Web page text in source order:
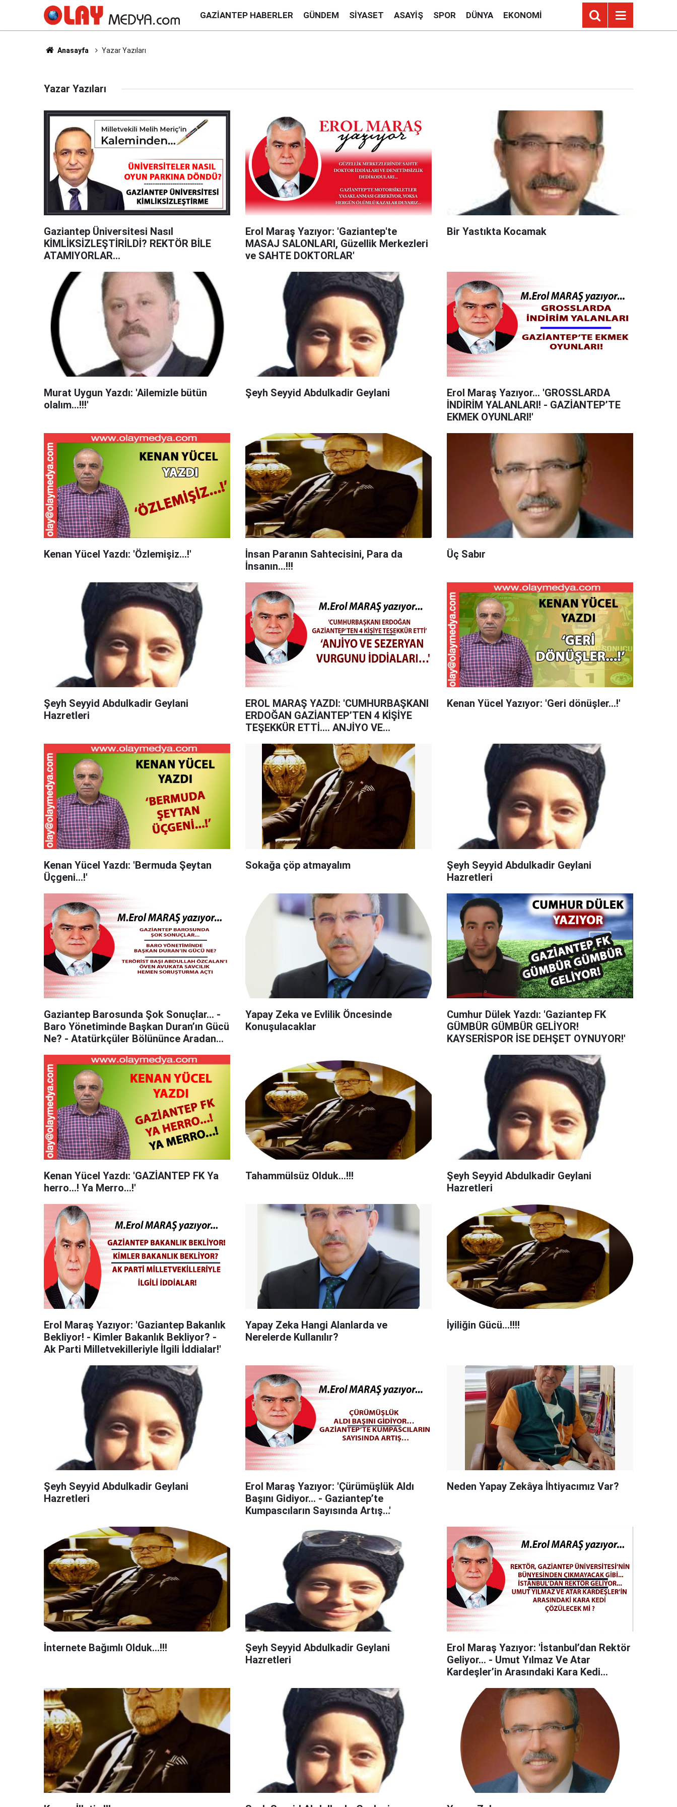
GAZIANTEP HABERLER GÜNDEM SIYASET ASAYIŞ SPOR DÜNYA EKONOMI
Anasayfa Yazar Yazıları
Yazar Yazıları
Gaziantep Üniversitesi Nasıl
KİMLİKSİZLEŞTİRİLDİ? REKTÖR BİLE
ATAMIYORLAR...
Erol Maraş Yazıyor: 'Gaziantep'te
MASAJ SALONLARI, Güzellik Merkezleri
ve SAHTE DOKTORLAR'
Bir Yastıkta Kocamak
Murat Uygun Yazdı: 'Ailemizle bütün
olalım…!!!'
Şeyh Seyyid Abdulkadir Geylani
Erol Maraş Yazıyor... 'GROSSLARDA
İNDİRİM YALANLARI! - GAZİANTEP’TE
EKMEK OYUNLARI!'
Kenan Yücel Yazdı: 'Özlemişiz...!'
İnsan Paranın Sahtecisini, Para da
İnsanın…!!!
Üç Sabır
Şeyh Seyyid Abdulkadir Geylani
Hazretleri
EROL MARAŞ YAZDI: 'CUMHURBAŞKANI
ERDOĞAN GAZİANTEP’TEN 4 KİŞİYE
TEŞEKKÜR ETTİ.... ANJİYO VE
Kenan Yücel Yazıyor: 'Geri dönüşler...!'
Kenan Yücel Yazdı: 'Bermuda Şeytan
Üçgeni...!'
Sokağa çöp atmayalım
Şeyh Seyyid Abdulkadir Geylani
Hazretleri
Gaziantep Barosunda Şok Sonuçlar... -
Baro Yönetiminde Başkan Duran’ın Gücü
Ne? - Atatürkçüler Bölününce Aradan
Yapay Zeka ve Evlilik Öncesinde
Konuşulacaklar
Cumhur Dülek Yazdı: 'Gaziantep FK
GÜMBÜR GÜMBÜR GELİYOR!
KAYSERİSPOR İSE DEHŞET OYNUYOR!'
Kenan Yücel Yazdı: 'GAZİANTEP FK Ya
herro...! Ya Merro...!'
Tahammülsüz Olduk…!!!
Şeyh Seyyid Abdulkadir Geylani
Hazretleri
Erol Maraş Yazıyor: 'Gaziantep Bakanlık
Bekliyor! - Kimler Bakanlık Bekliyor? -
Ak Parti Milletvekilleriyle İlgili İddialar!'
Yapay Zeka Hangi Alanlarda ve
Nerelerde Kullanılır?
İyiliğin Gücü…!!!!
Şeyh Seyyid Abdulkadir Geylani
Hazretleri
Erol Maraş Yazıyor: 'Çürümüşlük Aldı
Başını Gidiyor… - Gaziantep’te
Kumpascıların Sayısında Artış…'
Neden Yapay Zekâya İhtiyacımız Var?
İnternete Bağımlı Olduk…!!!
Şeyh Seyyid Abdulkadir Geylani
Hazretleri
Erol Maraş Yazıyor: 'İstanbul’dan Rektör
Geliyor... - Umut Yılmaz Ve Atar
Kardeşler’in Arasındaki Kara Kedi